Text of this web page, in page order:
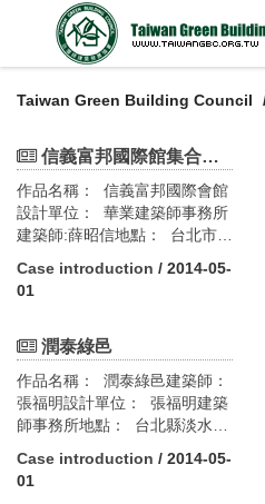
Taiwan Green Building Council
信義富邦國際館集合住宅
作品名稱： 信義富邦國際會館
設計單位： 華業建築師事務所
建築師:薛昭信地點： 台北市信
件： 本建築物位於信義計畫區
內，為民間開發商投資興建的
館」為針對三代同堂之大坪數
入之都市新貴所規劃的住宅。
本建築物的規劃與開發單位為
國內願意實現綠建築理念的建
築集團，其努力值得加以肯
定。綠建築設計指標評估： 1.
Case introduction / 2014-05-
01
潤泰綠邑
作品名稱： 潤泰綠邑建築師：
張福明設計單位： 張福明建築
師事務所地點： 台北縣淡水鎮
件： 「潤泰綠邑」位於台北縣
淡水鎮北新路182巷內，規劃為
Case introduction / 2014-05-
01